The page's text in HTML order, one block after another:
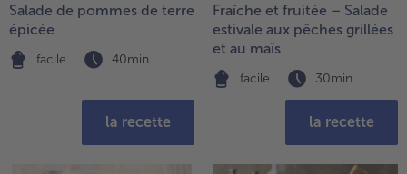
Salade de pommes de terre
épicée
facile 40min
la recette
Fraîche et fruitée – Salade
estivale aux pêches grillées
et au maïs
facile 30min
la recette